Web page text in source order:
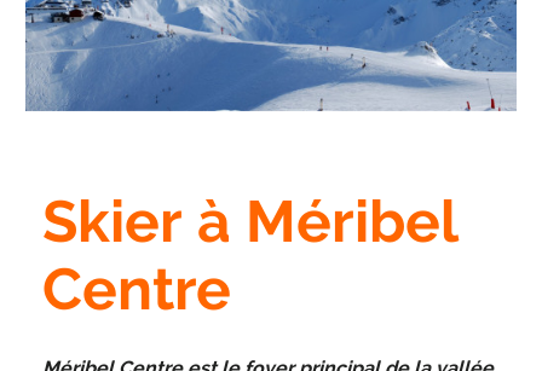
Skier à Méribel
Centre